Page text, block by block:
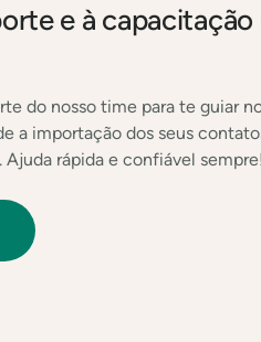
e à capacitação
do nosso time para te guiar
a importação dos seus
Ajuda rápida e confiável